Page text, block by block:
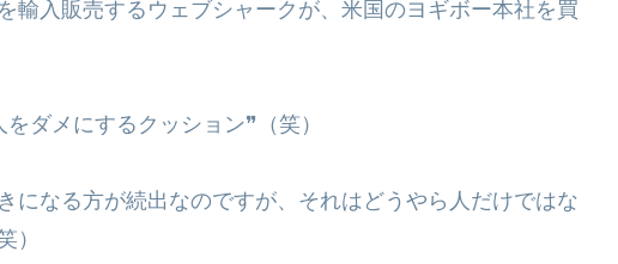
輸入販売するウェブシャークが、米国のヨギボー本社を買
ダメにするクッション❞（笑）
になる方が続出なのですが、それはどうやら人だけではな
）